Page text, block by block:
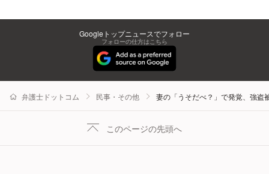
Googleトップニュースでフォロー
フォローの仕方はこちら
弁護士ドットコム 民事・その他 妻の「うそだべ？」で発覚、強
このページの先頭へ